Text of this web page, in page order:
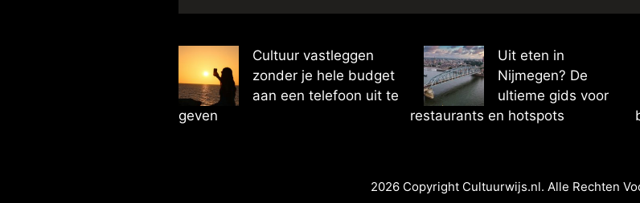
Cultuur vastleggen
zonder je hele budget
aan een telefoon uit te
geven
Uit eten in
Nijmegen? De
ultieme gids voor
restaurants en hotspots
2026 Copyright Cultuurwijs.nl. Alle Rechten